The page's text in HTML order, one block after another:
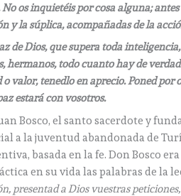
No os inquietéis por cosa alguna;
y la súplica, acompañadas de la
de Dios, que supera toda
hermanos, todo cuanto hay de
valor, tenedlo en aprecio. Poned
estará con vosotros.
Bosco, el santo sacerdote y
a la juventud abandonada de
basada en la fe. Don Bosco
en su vida las palabras de la
presentad a Dios vuestras